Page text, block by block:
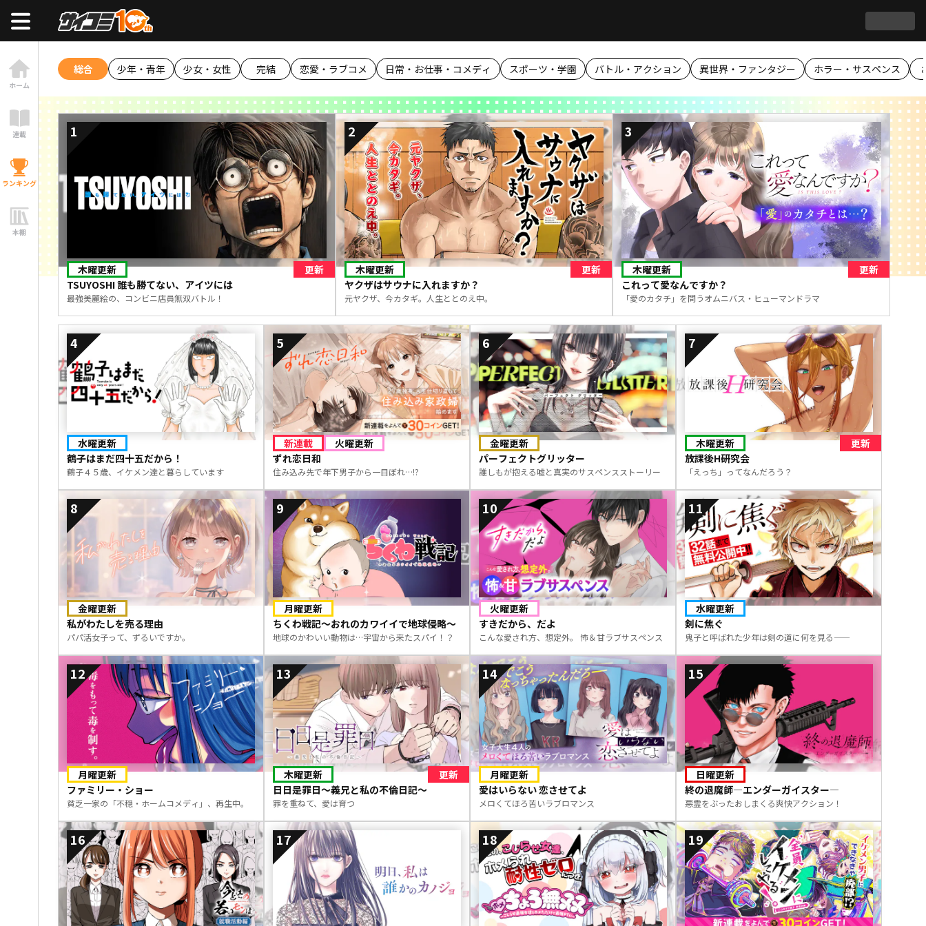
総合 少年・青年 少女・女性 完結 恋愛・ラブコメ 日常・お仕事・コメディ スポーツ・学園 バトル・アクション 異世界・ファンタジー ホラー・サスペンス
1
木曜更新
更新
TSUYOSHI 誰も勝てない、アイツには
最強美麗絵の、コンビニ店員無双バトル！
2
木曜更新
更新
ヤクザはサウナに入れますか？
元ヤクザ、今カタギ。人生ととのえ中。
3
木曜更新
更新
これって愛なんですか？
「愛のカタチ」を問うオムニバス・ヒューマンドラマ
4
水曜更新
鶴子はまだ四十五だから！
鶴子４５歳、イケメン達と暮らしています
5
新連載
火曜更新
ずれ恋日和
住み込み先で年下男子から一目ぼれ…!?
6
金曜更新
パーフェクトグリッター
誰しもが抱える嘘と真実のサスペンスストーリー
7
木曜更新
更新
放課後H研究会
「えっち」ってなんだろう？
8
金曜更新
私がわたしを売る理由
パパ活女子って、ずるいですか。
9
月曜更新
ちくわ戦記～おれのカワイイで地球侵略～
地球のかわいい動物は…宇宙から来たスパイ！？
10
火曜更新
すきだから、だよ
こんな愛され方、想定外。 怖＆甘ラブサスペンス
11
水曜更新
剣に焦ぐ
鬼子と呼ばれた少年は剣の道に何を見る――
12
月曜更新
ファミリー・ショー
貧乏一家の「不穏・ホームコメディ」、再生中。
13
木曜更新
更新
日日是罪日～義兄と私の不倫日記～
罪を重ねて、愛は育つ
14
月曜更新
愛はいらない 恋させてよ
メロくてほろ苦いラブロマンス
15
日曜更新
終の退魔師―エンダーガイスター―
悪霊をぶったおしまくる爽快アクション！
16 17 18 19
ホーム
連載
ランキング
本棚